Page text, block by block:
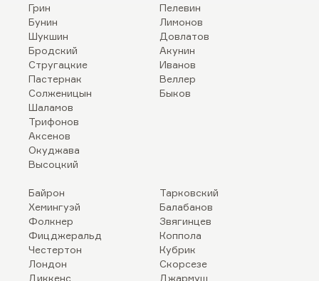
Грин
Бунин
Шукшин
Бродский
Стругацкие
Пастернак
Солженицын
Шаламов
Трифонов
Аксенов
Окуджава
Высоцкий
Пелевин
Лимонов
Довлатов
Акунин
Иванов
Веллер
Быков
Байрон
Хемингуэй
Фолкнер
Фицджеральд
Честертон
Лондон
Диккенс
Тарковский
Балабанов
Звягинцев
Коппола
Кубрик
Скорсезе
Джармуш